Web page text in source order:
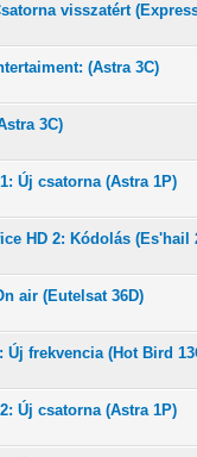
visszatért
(Astra 3C)
3C)
Új csatorna (Astra 1P)
HD 2: Kódolás (Es'hail
air (Eutelsat 36D)
Új frekvencia (Hot Bird
Új csatorna (Astra 1P)